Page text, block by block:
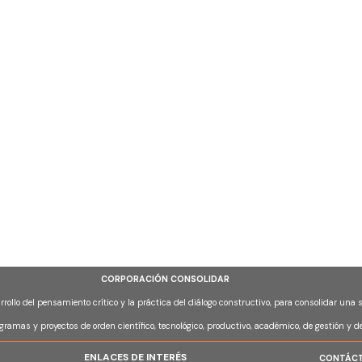
CORPORACIÓN CONSOLIDAR
del pensamiento crítico y la práctica del diálogo constructivo, para consolidar
y proyectos de orden científico, tecnológico, productivo, académico, de gestión y
ENLACES DE INTERÉS